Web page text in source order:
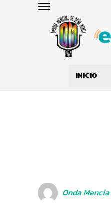
INICIO
Onda Mencía